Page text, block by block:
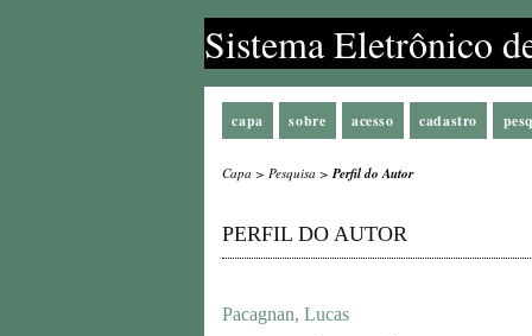
Sistema Eletrônico
capa sobre acesso cadastro
Capa > Pesquisa >Perfil do Autor
PERFIL DO AUTOR
Pacagnan, Lucas